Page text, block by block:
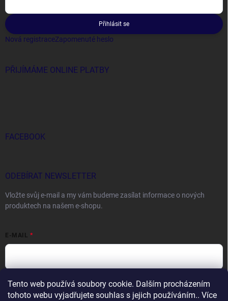
Tento web používá soubory cookie. Dalším procházením
tohoto webu vyjadřujete souhlas s jejich používáním.. Více
Přihlásit se
Nová registraceZapomenuté heslo
PŘIJÍMÁME ONLINE PLATBY
FACEBOOK
ODEBÍRAT NEWSLETTER
Vložte svůj e-mail a my vám budeme zasílat informace o nových
produktech na našem e-shopu.
E-MAIL
Vložením e-mailu souhlasíte spodmínkami ochrany osobních údajů